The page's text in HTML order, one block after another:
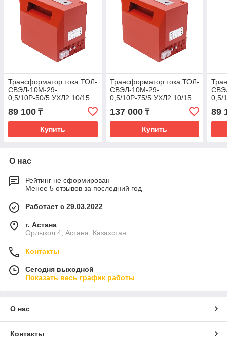
Трансформатор тока ТОЛ-
СВЭЛ-10М-29-
0,5/10Р-50/5 УХЛ2 10/15
89 100 ₸
Купить
Трансформатор тока ТОЛ-
СВЭЛ-10М-29-
0,5/10Р-75/5 УХЛ2 10/15
137 000₸
Купить
0,5/
89
О нас
Рейтинг не сформирован
Менее 5 отзывов за последний год
Работает с 29.03.2022
г. Астана
Орлыкол 4, Астана, Казахстан
Контакты
Сегодня выходной
Показать весь график работы
О нас
Контакты